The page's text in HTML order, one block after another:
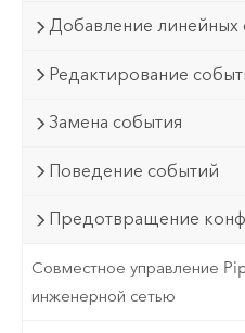
Добавление линейных
Редактирование
Замена события
Поведение событий
Предотвращение
Совместное управление
инженерной сетью